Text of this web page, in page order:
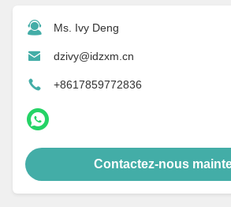
Ms. Ivy Deng
dzivy@idzxm.cn
+8617859772836
Contactez-nous